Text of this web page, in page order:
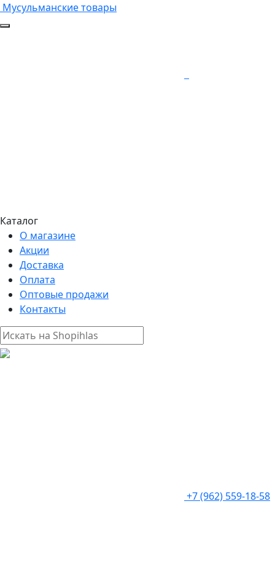
Мусульманские товары
Каталог
О магазине
Акции
Доставка
Оплата
Оптовые продажи
Контакты
+7 (962) 559-18-58